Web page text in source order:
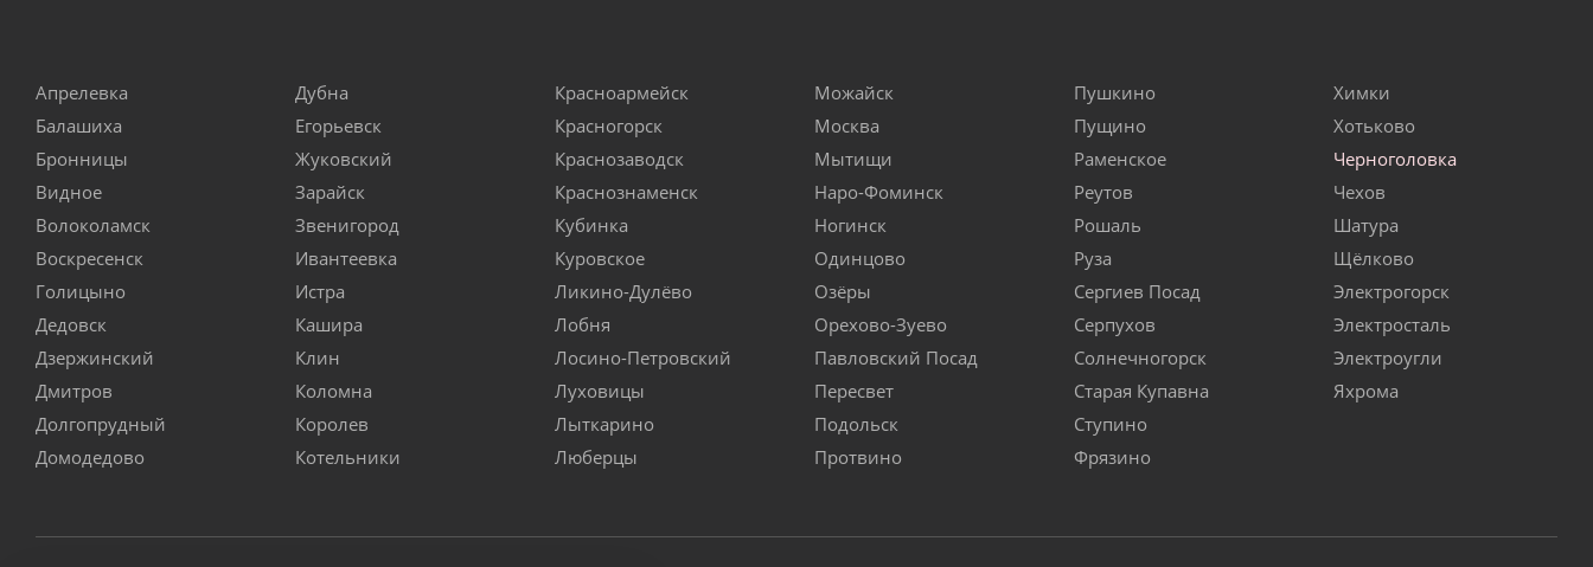
Апрелевка
Балашиха
Бронницы
Видное
Волоколамск
Воскресенск
Голицыно
Дедовск
Дзержинский
Дмитров
Долгопрудный
Домодедово
Дубна
Егорьевск
Жуковский
Зарайск
Звенигород
Ивантеевка
Истра
Кашира
Клин
Коломна
Королев
Котельники
Красноармейск
Красногорск
Краснозаводск
Краснознаменск
Кубинка
Куровское
Ликино-Дулёво
Лобня
Лосино-Петровский
Луховицы
Лыткарино
Люберцы
Можайск
Москва
Мытищи
Наро-Фоминск
Ногинск
Одинцово
Озёры
Орехово-Зуево
Павловский Посад
Пересвет
Подольск
Протвино
Пушкино
Пущино
Раменское
Реутов
Рошаль
Руза
Сергиев Посад
Серпухов
Солнечногорск
Старая Купавна
Ступино
Фрязино
Химки
Хотьково
Черноголовка
Чехов
Шатура
Щёлково
Электрогорск
Электросталь
Электроугли
Яхрома